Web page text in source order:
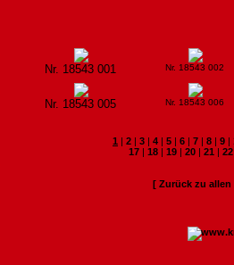
Nr. 18543 001 Nr. 18543 002
Nr. 18543 005 Nr. 18543 006
1 | 2 | 3 | 4 | 5 | 6 | 7 | 8 | 9 |
17 |18 |19 |20 |21 |22
[ Zurück zu